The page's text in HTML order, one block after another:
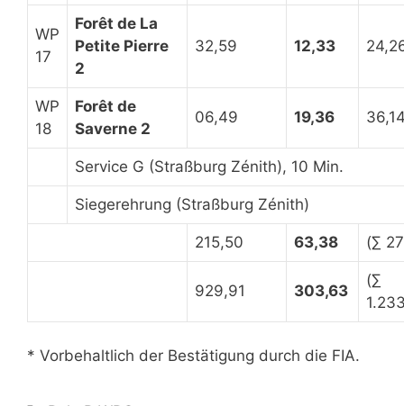
WP
17
Forêt de La
Petite Pierre
2
32,59 12,33
WP
18
Forêt de
Saverne 2
06,49 19,36
Service G (Straßburg Zénith), 10 Min.
Siegerehrung (Straßburg Zénith)
215,50 63,38 (∑
929,91 303,63
(∑
* Vorbehaltlich der Bestätigung durch die FIA.